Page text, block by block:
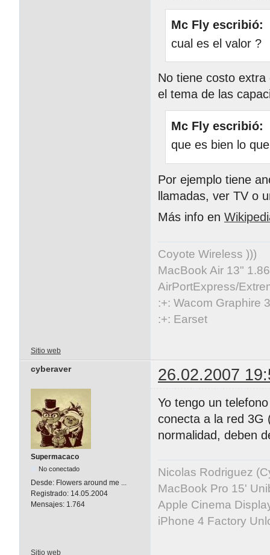
Mc Fly escribió:
cual es el valor ?
No tiene costo
el tema de las
Mc Fly escribió:
que es bien lo
Por ejemplo tiene
llamadas, ver TV o
Más info en
Coyote Wireless )))
MacBook Air 13"
AirPortExpress/
:+: Wacom Graphire
:+: Earset
Sitio web
cyberaver 26.02.2007
Supermacaco
No conectado
Desde: Flowers around me ...
Registrado: 14.05.2004
Mensajes: 1.764
Yo tengo un
conecta a la red 3G
normalidad, deben
Nicolas Rodriguez
MacBook Pro 15'
Apple Cinema
iPhone 4 Factory
Sitio web